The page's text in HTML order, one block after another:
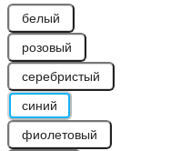
белый
розовый
серебристый
синий
фиолетовый